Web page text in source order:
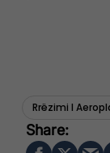
Rrëzimi I